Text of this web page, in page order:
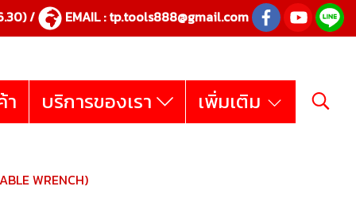
/ EMAIL :tp.tools888@gmail.com
บริการของเรา เพิ่มเติม
WRENCH)